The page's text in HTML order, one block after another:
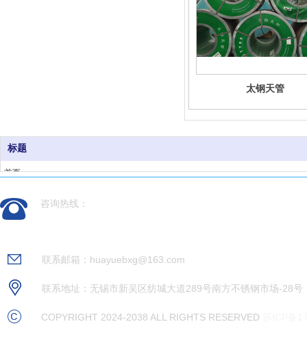
太钢天管
标题
首页
不锈钢卷板
不锈钢管材
不锈钢带材
现货资源
联系我们
咨询热线：
联系邮箱：huayuebxg@163.com
联系地址：无锡市新吴区纺城大道289号南方不锈钢市场-28号
COPYRIGHT 2024-2038 ALL RIGHTS RESERVED